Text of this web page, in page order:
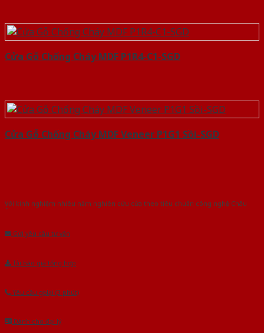
Cửa Gỗ Chống Cháy MDF P1R4-C1-SGD
Cửa Gỗ Chống Cháy MDF Veneer P1G1 Sồi-SGD
Với kinh nghiệm nhiêu năm nghiên cứu cửa theo tiêu chuẩn công nghệ Châu
Gửi yêu cầu tư vấn
Tải báo giá tổng hợp
Yêu cầu gọi lại (3 phút)
Dành cho đại lý